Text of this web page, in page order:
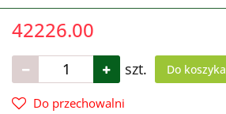
42226.00
szt. Do koszyka
Do przechowalni